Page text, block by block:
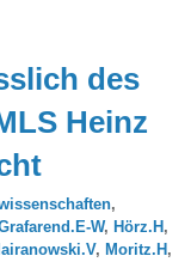
des
Heinz
,
W, Hörz.H ,
, Moritz.H ,